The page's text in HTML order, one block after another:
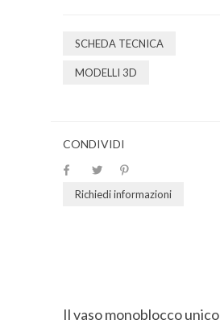
SCHEDA TECNICA
MODELLI 3D
CONDIVIDI
Richiedi informazioni
Il vaso monoblocco unico